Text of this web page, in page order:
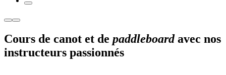
Cours de canot et de paddleboardavec nos
instructeurs passionnés